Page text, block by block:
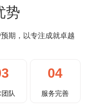
势
期，以专注成就卓越
队
04
服务完善